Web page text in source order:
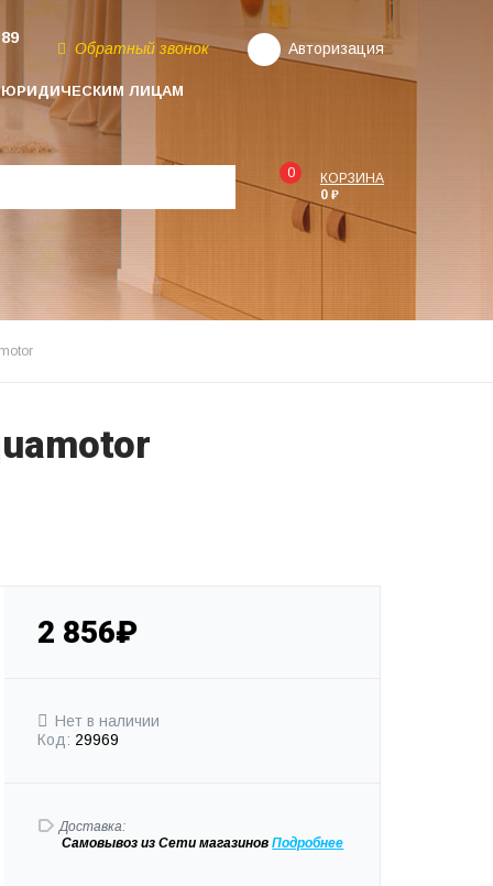
ЮРИДИЧЕСКИМ ЛИЦАМ
Обратный звонок Авторизация
0
КОРЗИНА
0 ₽
2 856₽
Нет в наличии
Код: 29969
Доставка:
Самовывозиз Сети магазиновПодробнее